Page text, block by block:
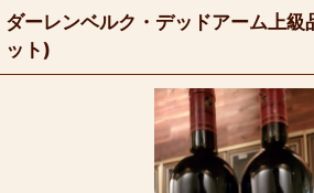
ダーレンベルク・デッドアーム上
ット)